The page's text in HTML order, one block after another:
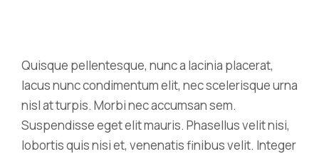
Quisque pellentesque, nunc a lacinia placerat,
lacus nunc condimentum elit, nec scelerisque urna
nisl at turpis. Morbi nec accumsan sem.
Suspendisse eget elit mauris. Phasellus velit nisi,
lobortis quis nisi et, venenatis finibus velit. Integer